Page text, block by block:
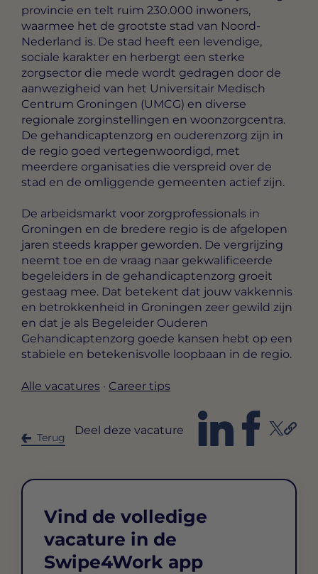
provincie en telt ruim 230.000 inwoners,
waarmee het de grootste stad van Noord-
Nederland is. De stad heeft een levendige,
sociale karakter en herbergt een sterke
zorgsector die mede wordt gedragen door de
aanwezigheid van het Universitair Medisch
Centrum Groningen (UMCG) en diverse
regionale zorginstellingen en woonzorgcentra.
De gehandicaptenzorg en ouderenzorg zijn in
de regio goed vertegenwoordigd, met
meerdere organisaties die verspreid over de
stad en de omliggende gemeenten actief zijn.
De arbeidsmarkt voor zorgprofessionals in
Groningen en de bredere regio is de afgelopen
jaren steeds krapper geworden. De vergrijzing
neemt toe en de vraag naar gekwalificeerde
begeleiders in de gehandicaptenzorg groeit
gestaag mee. Dat betekent dat jouw vakkennis
en betrokkenheid in Groningen zeer gewild zijn
en dat je als Begeleider Ouderen
Gehandicaptenzorg goede kansen hebt op een
stabiele en betekenisvolle loopbaan in de regio.
Alle vacatures · Career tips
Terug
Deel deze vacature
Vind de volledige
vacature in de
Swipe4Work app